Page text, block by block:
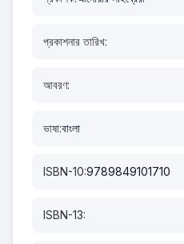
প্রকাশনার তারিখ:
আবরণ:
ভাষা:বাংলা
ISBN-10:9789849101710
ISBN-13: